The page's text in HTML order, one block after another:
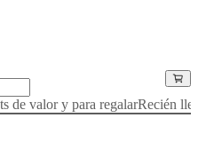
de valor y para regalarRecién